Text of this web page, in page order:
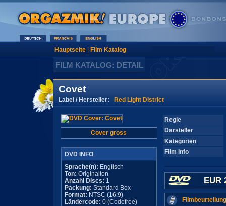
Hauptseite| Film Katalog
FILM KATALOG: DETAIL
Covet
Label / Hersteller: Red Light District
Cover gross
DVD INFO
Sprache(n): Englisch
Ton: Originalton
Anzahl Discs: 1
Packung: Standard Box
Format: NTSC (16:9)
Ländercode: 0 (Codefree)
Regie
Darsteller
Kategorien
Film Info
EUR